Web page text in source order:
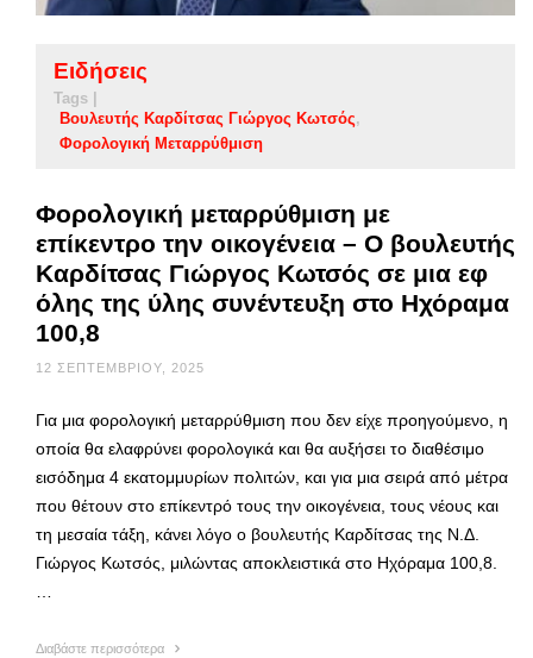
Ειδήσεις
Tags |
Βουλευτής Καρδίτσας Γιώργος Κωτσός
Φορολογική Μεταρρύθμιση
Φορολογική μεταρρύθμιση με
επίκεντρο την οικογένεια – Ο βουλευτής
Καρδίτσας Γιώργος Κωτσός σε μια εφ
όλης της ύλης συνέντευξη στο Ηχόραμα
100,8
12 ΣΕΠΤΕΜΒΡΊΟΥ, 2025
Για μια φορολογική μεταρρύθμιση που δεν είχε προηγούμενο, η
οποία θα ελαφρύνει φορολογικά και θα αυξήσει το διαθέσιμο
εισόδημα 4 εκατομμυρίων πολιτών, και για μια σειρά από μέτρα
που θέτουν στο επίκεντρό τους την οικογένεια, τους νέους και
τη μεσαία τάξη, κάνει λόγο ο βουλευτής Καρδίτσας της Ν.Δ.
Γιώργος Κωτσός, μιλώντας αποκλειστικά στο Ηχόραμα 100,8.
…
Διαβάστε περισσότερα